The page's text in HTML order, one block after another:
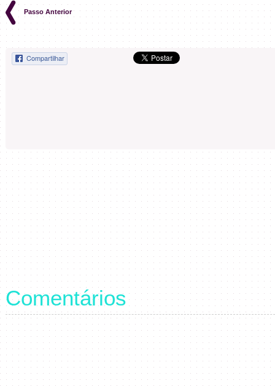
Passo Anterior
Compartilhar
Comentários